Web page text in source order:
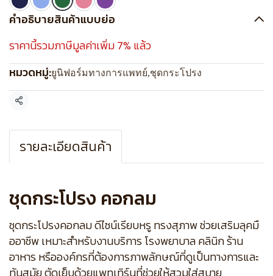
คำอธิบายสินค้าแบบย่อ
ราคานี้รวมภาษีมูลค่าเพิ่ม 7% แล้ว
หมวดหมู่:ยูนิฟอร์มทางการแพทย์,ชุดกระโปรง
แชร์
รายละเอียดสินค้า
ชุดกระโปรง คอกลม
ชุดกระโปรงคอกลม ดีไซน์เรียบหรู ทรงสุภาพ ช่วยเสริมลุคมื
ออาชีพ เหมาะสำหรับงานบริการ โรงพยาบาล คลินิก ร้าน
อาหาร หรือองค์กรที่ต้องการภาพลักษณ์ที่ดูเป็นทางการและ
ทันสมัย ตัดเย็บด้วยแพทเทิร์นที่ช่วยให้สวมใส่สบาย